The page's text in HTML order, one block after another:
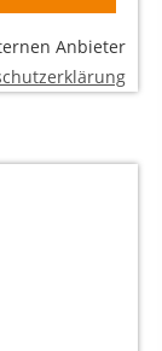
Anbieter